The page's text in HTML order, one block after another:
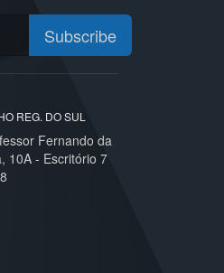
Subscribe
REG. DO SUL
Fernando da
10A - Escritório 7